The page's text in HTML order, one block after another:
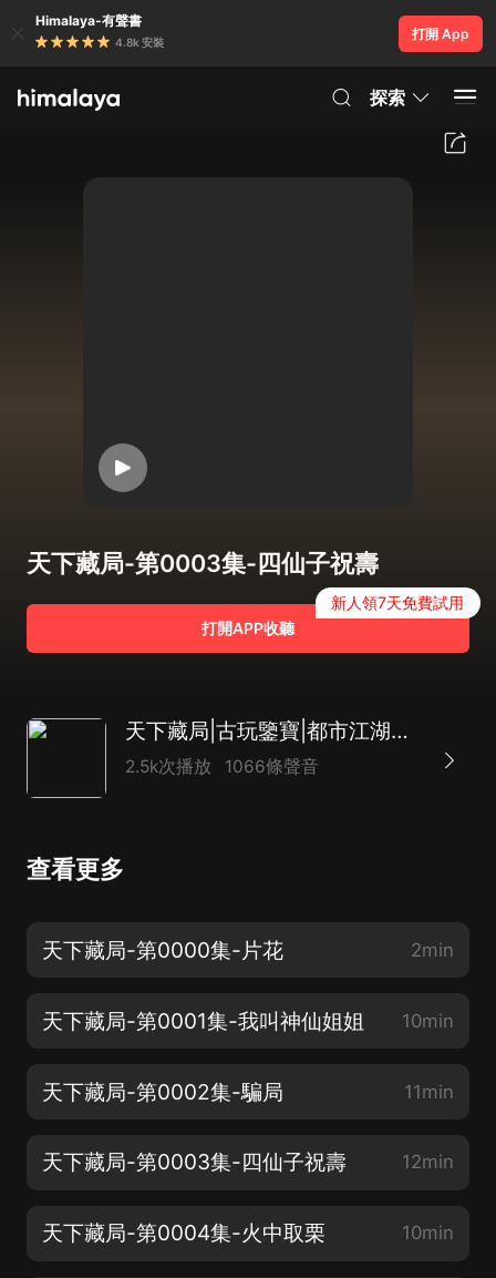
Himalaya-有聲書
4.8k 安裝
打開 App
探索
天下藏局-第0003集-四仙子祝壽
打開APP收聽
新人領7天免費試用
天下藏局|古玩鑒寶|都市江湖盜墓|黃金瞳|多人
2.5k次播放 1066條聲音
查看更多
天下藏局-第0000集-片花 2min
天下藏局-第0001集-我叫神仙姐姐 10min
天下藏局-第0002集-騙局 11min
天下藏局-第0003集-四仙子祝壽 12min
天下藏局-第0004集-火中取栗 10min